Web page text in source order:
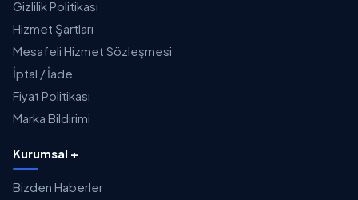
Gizlilik Politikası
Hizmet Şartları
Mesafeli Hizmet Sözleşmesi
İptal / İade
Fiyat Politikası
Marka Bildirimi
Kurumsal +
Bizden Haberler